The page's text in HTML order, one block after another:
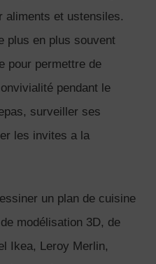
aliments et ustensiles.
plus en plus souvent
pour permettre de
pendant le
surveiller ses
les invites a la
un plan de cuisine
modélisation 3D, de
Ikea, Leroy Merlin,